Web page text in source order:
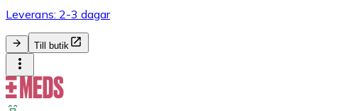
Leverans: 2-3 dagar
Till butik